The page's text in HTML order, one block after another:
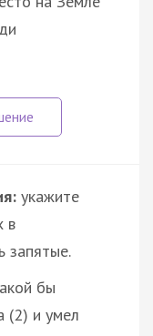
укажите
в
запятые.
бы
(2) и умел